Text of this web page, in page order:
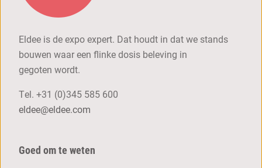
Eldee is de expo expert. Dat houdt in dat we stands
bouwen waar een flinke dosis beleving in
gegoten wordt.
Tel. +31 (0)345 585 600
eldee@eldee.com
Goed om te weten